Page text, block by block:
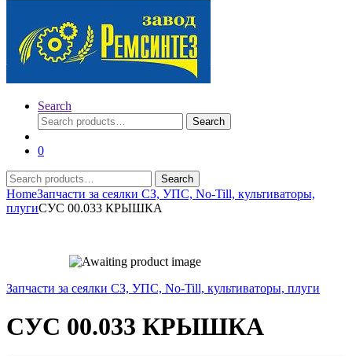
Search
Search
for:
Search
0
Search
for:
Search
HomeЗапчасти за сеялки СЗ, УПС, No-Till, культиваторы,
плугиСУС 00.033 КРЫШКА
Запчасти за сеялки СЗ, УПС, No-Till, культиваторы, плуги
СУС 00.033 КРЫШКА